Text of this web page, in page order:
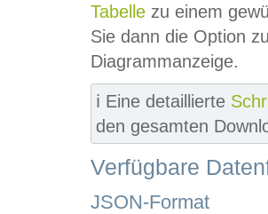
Tabelle zu einem
Sie dann die Option
Diagrammanzeige.
ℹ️ Eine detaillierte
den gesamten
Verfügbare
JSON-Format